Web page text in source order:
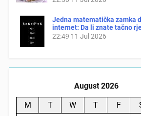
Jedna matematička zamka
internet: Da li znate tačno
22:49 11 Jul 2026
August 2026
M T W T F